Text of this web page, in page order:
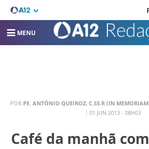
MENU
POR PE. ANTÔNIO QUEIROZ, C.SS.R (IN
01 JUN 2013 - 08H03
Café da manhã